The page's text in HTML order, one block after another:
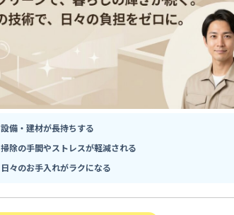
設備・建材が長持ちする
掃除の手間やストレスが軽減される
日々のお手入れがラクになる